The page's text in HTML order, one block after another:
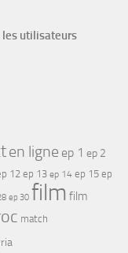
les utilisateurs
en ligne ep 1 ep 2
12ep 13 ep 14 ep 15 ep
ep 30 film film
match